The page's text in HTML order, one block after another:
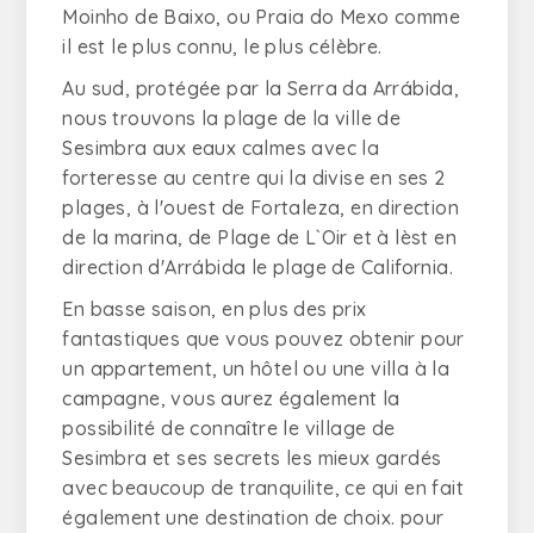
Moinho de Baixo, ou Praia do Mexo comme
il est le plus connu, le plus célèbre.
Au sud, protégée par la Serra da Arrábida,
nous trouvons la plage de la ville de
Sesimbra aux eaux calmes avec la
forteresse au centre qui la divise en ses 2
plages, à l'ouest de Fortaleza, en direction
de la marina, de Plage de L`Oir et à lèst en
direction d'Arrábida le plage de California.
En basse saison, en plus des prix
fantastiques que vous pouvez obtenir pour
un appartement, un hôtel ou une villa à la
campagne, vous aurez également la
possibilité de connaître le village de
Sesimbra et ses secrets les mieux gardés
avec beaucoup de tranquilite, ce qui en fait
également une destination de choix. pour